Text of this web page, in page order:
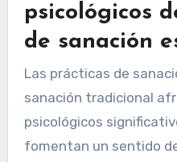
psicológicos
de sanación
Las prácticas de
sanación tradicional
psicológicos
fomentan un sentido